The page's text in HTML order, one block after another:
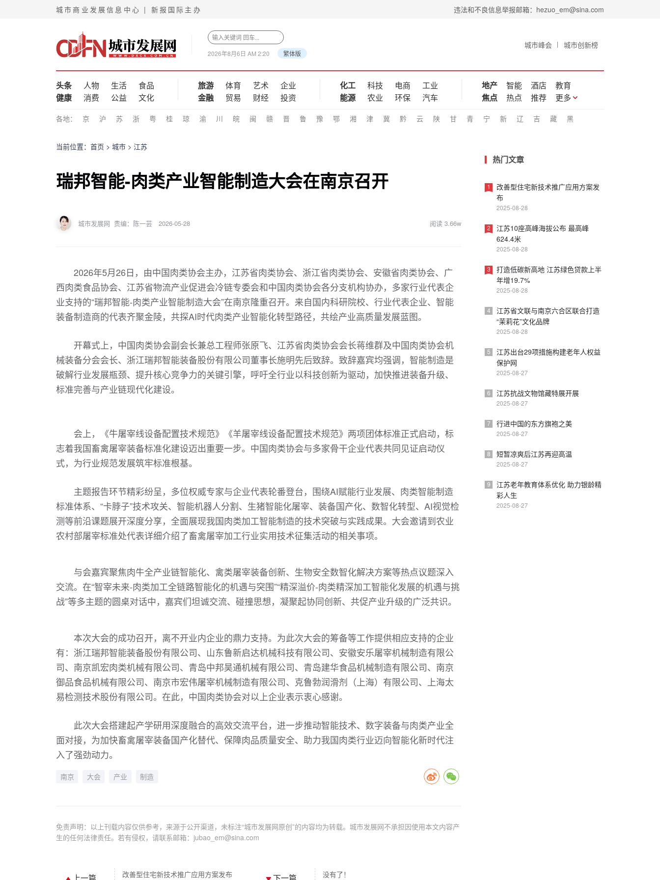
城市商业发展信息中心 | 新报国际主办 违法和不良信息举报邮箱：hezuo_em@sina.com
2026年8月6日 AM 2:20 繁体版
城市峰会 城市创新榜
头条 人物 生活
食品
健康
消费 公益 文化
旅游 体育 艺术
企业
金融
贸易 财经 投资
化工 科技 电商
工业
能源
农业 环保 汽车
地产 智能 酒店
教育
焦点
热点 推荐 更多
各地： 京 沪 苏 浙 粤 桂 琼 渝 川 皖 闽 赣 晋 鲁 豫 鄂 湘 津 冀 黔 云 陕 甘 青 宁 新 辽 吉 藏 黑
当前位置： 首页 > 城市 > 江苏
瑞邦智能-肉类产业智能制造大会在南京召开
城市发展网 责编：陈一芸 2026-05-28 阅读 3.66w
2026年5月26日，由中国肉类协会主办，江苏省肉类协会、浙江省肉类协会、安徽省肉类协会、广
西肉类食品协会、江苏省物流产业促进会冷链专委会和中国肉类协会各分支机构协办，多家行业代表企
业支持的“瑞邦智能-肉类产业智能制造大会”在南京隆重召开。来自国内科研院校、行业代表企业、智能
装备制造商的代表齐聚金陵，共探AI时代肉类产业智能化转型路径，共绘产业高质量发展蓝图。
开幕式上，中国肉类协会副会长兼总工程师张原飞、江苏省肉类协会会长蒋维群及中国肉类协会机
械装备分会会长、浙江瑞邦智能装备股份有限公司董事长施明先后致辞。致辞嘉宾均强调，智能制造是
破解行业发展瓶颈、提升核心竞争力的关键引擎，呼吁全行业以科技创新为驱动，加快推进装备升级、
标准完善与产业链现代化建设。
会上，《牛屠宰线设备配置技术规范》《羊屠宰线设备配置技术规范》两项团体标准正式启动，标
志着我国畜禽屠宰装备标准化建设迈出重要一步。中国肉类协会与多家骨干企业代表共同见证启动仪
式，为行业规范发展筑牢标准根基。
主题报告环节精彩纷呈，多位权威专家与企业代表轮番登台，围绕AI赋能行业发展、肉类智能制造
标准体系、“卡脖子”技术攻关、智能机器人分割、生猪智能化屠宰、装备国产化、数智化转型、AI视觉检
测等前沿课题展开深度分享，全面展现我国肉类加工智能制造的技术突破与实践成果。大会邀请到农业
农村部屠宰标准处代表详细介绍了畜禽屠宰加工行业实用技术征集活动的相关事项。
与会嘉宾聚焦肉牛全产业链智能化、禽类屠宰装备创新、生物安全数智化解决方案等热点议题深入
交流。在“智宰未来-肉类加工全链路智能化的机遇与突围”“精深溢价-肉类精深加工智能化发展的机遇与挑
战”等多主题的圆桌对话中，嘉宾们坦诚交流、碰撞思想，凝聚起协同创新、共促产业升级的广泛共识。
本次大会的成功召开，离不开业内企业的鼎力支持。为此次大会的筹备等工作提供相应支持的企业
有：浙江瑞邦智能装备股份有限公司、山东鲁新启达机械科技有限公司、安徽安乐屠宰机械制造有限公
司、南京凯宏肉类机械有限公司、青岛中邦昊通机械有限公司、青岛建华食品机械制造有限公司、南京
御品食品机械有限公司、南京市宏伟屠宰机械制造有限公司、克鲁勃润滑剂（上海）有限公司、上海太
易检测技术股份有限公司。在此，中国肉类协会对以上企业表示衷心感谢。
此次大会搭建起产学研用深度融合的高效交流平台，进一步推动智能技术、数字装备与肉类产业全
面对接，为加快畜禽屠宰装备国产化替代、保障肉品质量安全、助力我国肉类行业迈向智能化新时代注
入了强劲动力。
南京 大会 产业 制造
免责声明：以上刊载内容仅供参考，来源于公开渠道，未标注“城市发展网原创”的内容均为转载。城市发展网不承担因使用本文内容产
生的任何法律责任。若有侵权，请联系邮箱：jubao_em@sina.com
改善型住宅新技术推广应用方案发布 没有了！
热门文章
改善型住宅新技术推广应用方案发
布
2025-08-28
1
江苏10座高峰海拔公布 最高峰
624.4米
2025-08-28
2
打造低碳新高地 江苏绿色贷款上半
年增19.7%
2025-08-28
3
江苏省文联与南京六合区联合打造
“茉莉花”文化品牌
2025-08-28
4
江苏出台29项措施构建老年人权益
保护网
2025-08-27
5
江苏抗战文物馆藏特展开展
2025-08-27
6
行进中国的东方旗袍之美
2025-08-27
7
短暂凉爽后江苏再迎高温
2025-08-27
8
江苏老年教育体系优化 助力银龄精
彩人生
2025-08-27
9